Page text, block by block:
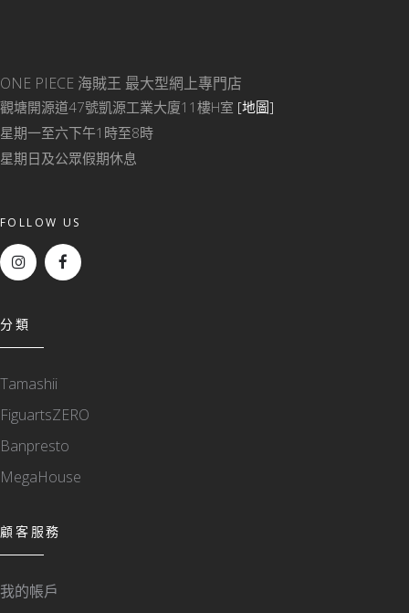
ONE PIECE 海賊王 最大型網上專門店
觀塘開源道47號凱源工業大廈11樓H室 [地圖]
星期一至六下午1時至8時
星期日及公眾假期休息
FOLLOW US
分類
Tamashii
FiguartsZERO
Banpresto
MegaHouse
顧客服務
我的帳戶